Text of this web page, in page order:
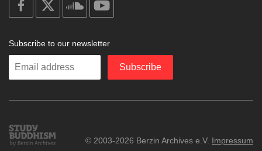
facebook
soundcloud
Subscribe to our newsletter
Enter
Subscribe
Study
Buddhism
© 2003-2026 Berzin Archives e.V. Impressum